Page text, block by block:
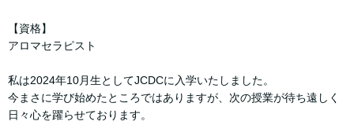
【資格】
アロマセラピスト
私は2024年10月生としてJCDCに入学いたしました。
今まさに学び始めたところではありますが、次の授業が待ち遠しく
日々心を躍らせております。